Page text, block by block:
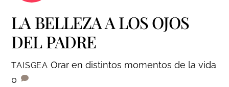
LA BELLEZA A LOS OJOS
DEL PADRE
TAISGEA Orar en distintos momentos de la vida
0